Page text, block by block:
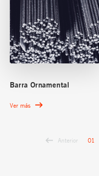
Barra Ornamental
Ver más
Anterior 01